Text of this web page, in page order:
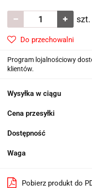
szt.
Do przechowalni
Program lojalnościowy
klientów.
Wysyłka w ciągu
Cena przesyłki
Dostępność
Waga
Pobierz produkt do